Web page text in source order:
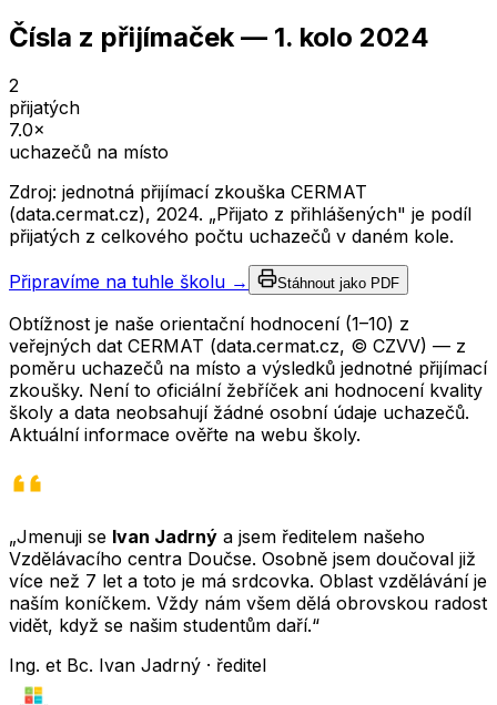
Čísla z přijímaček — 1. kolo 2024
2
přijatých
7.0×
uchazečů na místo
Zdroj: jednotná přijímací zkouška CERMAT
(data.cermat.cz), 2024. „Přijato z přihlášených" je podíl
přijatých z celkového počtu uchazečů v daném kole.
Připravíme na tuhle školu → Stáhnout jako PDF
Obtížnost je naše orientační hodnocení (1–10) z
veřejných dat CERMAT (data.cermat.cz, © CZVV) — z
poměru uchazečů na místo a výsledků jednotné přijímací
zkoušky. Není to oficiální žebříček ani hodnocení kvality
školy a data neobsahují žádné osobní údaje uchazečů.
Aktuální informace ověřte na webu školy.
„Jmenuji se Ivan Jadrný a jsem ředitelem našeho
Vzdělávacího centra Doučse. Osobně jsem doučoval již
více než 7 let a toto je má srdcovka. Oblast vzdělávání je
naším koníčkem. Vždy nám všem dělá obrovskou radost
vidět, když se našim studentům daří.“
Ing. et Bc. Ivan Jadrný · ředitel